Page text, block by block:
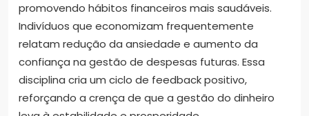
promovendo hábitos financeiros mais saudáveis.
Indivíduos que economizam frequentemente
relatam redução da ansiedade e aumento da
confiança na gestão de despesas futuras. Essa
disciplina cria um ciclo de feedback positivo,
reforçando a crença de que a gestão do dinheiro